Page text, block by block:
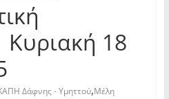
18
Δάφνης - Υμηττού,Μέλη